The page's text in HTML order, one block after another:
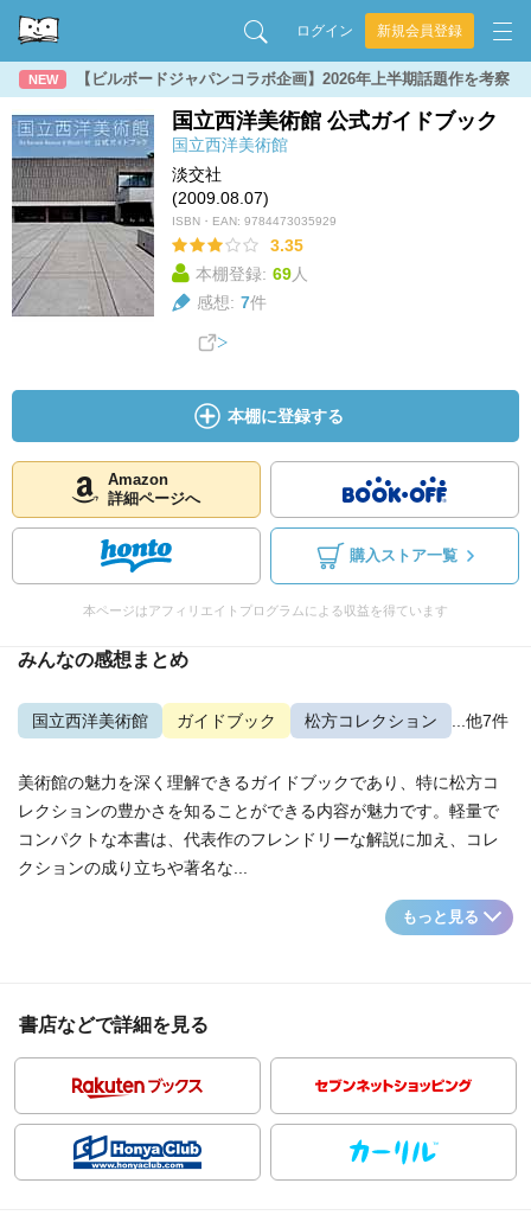
ログイン 新規会員登録
NEW 【ビルボードジャパンコラボ企画】2026年上半期話題作を考察
国立西洋美術館 公式ガイドブック
国立西洋美術館
淡交社
(2009.08.07)
ISBN・EAN: 9784473035929
3.35
本棚登録: 69人
感想: 7件
本棚に登録する
Amazon
詳細ページへ
購入ストア一覧
本ページはアフィリエイトプログラムによる収益を得ています
みんなの感想まとめ
国立西洋美術館 ガイドブック 松方コレクション ...他7件
美術館の魅力を深く理解できるガイドブックであり、特に松方コ
レクションの豊かさを知ることができる内容が魅力です。軽量で
コンパクトな本書は、代表作のフレンドリーな解説に加え、コレ
クションの成り立ちや著名な...
もっと見る
書店などで詳細を見る